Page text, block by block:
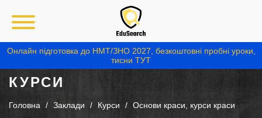
Онлайн підготовка до НМТ/ЗНО 2027, безкоштовні пробні уроки,
тисни ТУТ
КУРСИ
Головна Заклади Курси Основи краси, курси краси